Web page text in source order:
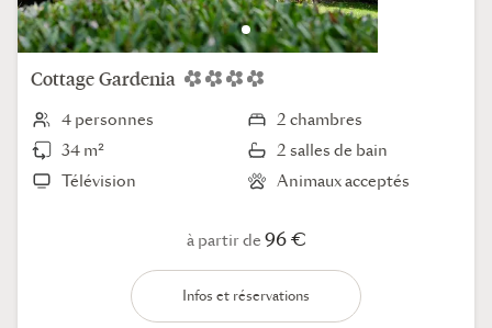
Cottage Gardenia
4 personnes
2 chambres
34 m²
2 salles de bain
Télévision
Animaux acceptés
à partir de 96 €
Infos et réservations